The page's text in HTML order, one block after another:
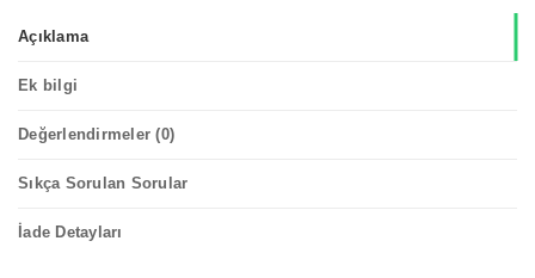
Açıklama
Ek bilgi
Değerlendirmeler (0)
Sıkça Sorulan Sorular
İade Detayları